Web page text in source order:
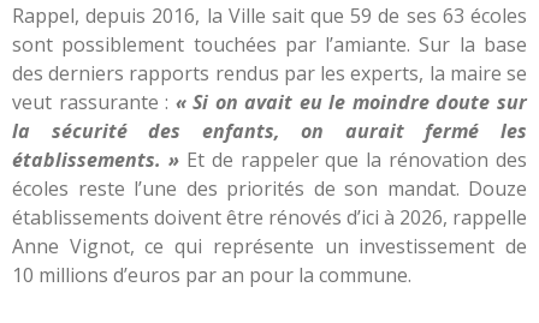
Rappel, depuis 2016, la Ville sait que 59 de ses 63 écoles
sont possiblement touchées par l’amiante. Sur la base
des derniers rapports rendus par les experts, la maire se
veut rassurante : « Si on avait eu le moindre doute sur
la sécurité des enfants, on aurait fermé les
établissements. » Et de rappeler que la rénovation des
écoles reste l’une des priorités de son mandat. Douze
établissements doivent être rénovés d’ici à 2026, rappelle
Anne Vignot, ce qui représente un investissement de
10 millions d’euros par an pour la commune.